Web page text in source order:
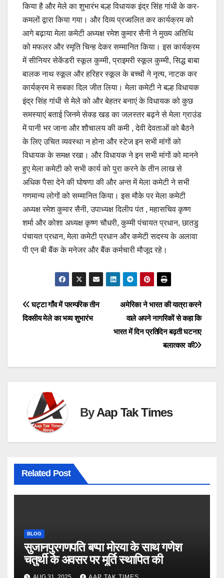
किया है और मेले का शुभारंभ बल्ह विधायक इंद्र सिंह गांधी के कर-
कमलों द्वारा किया गया। और दिव्य प्रज्वलित कर कार्यक्रम को
आगे बढ़ाया मेला कमेटी अध्यक्ष रमेश कुमार सैनी ने मुख्य अतिथि
को मफलर और स्मृति चिन्ह देकर सम्मानित किया। इस कार्यक्रम
में सीनियर सेकेंडरी स्कूल कुम्मी, प्राइमरी स्कूल कुम्मी, सिद्ध बाबा
बालक नाथ स्कूल और हरिहर स्कूल के बच्चों ने नृत्य, नाटक कर
कार्यक्रम मे सबका दिल जीत लिया। मेला कमेटी ने बल्ह विधायक
इंद्र सिंह गांधी से मेले को और बेहतर बनाएं के विधायक को कुछ
समस्याएं बताई जिनमे सेक्ड खड का जलस्तर बढ़ने से मेला ग्राउंड
में पानी भर जाना और शौचालय की कमी , देवी देवताओं को बैठने
के लिए उचित व्यवस्था न होना और स्टेज इन सभी मांगों को
विधायक के समक्ष रखा। और विधायक ने इन सभी मांगों को मानने
हुए मेला कमेटी को सभी कार्य को पुरा करने के तीन लाख से
अधिक पैसा देने की घोषणा की और अन्त में मेला कमेटी ने सभी
गणमान्य लोगों को सम्मानित किया। इस मौके पर मेला कमेटी
अध्यक्ष रमेश कुमार सैनी, उपाध्यक्ष दिलीप पंत , महासचिव कृष्ण
शर्मा और कोशा अध्यक्ष कृष्ण चौधरी, कुम्मी पंचायत प्रधान, छातडु
पंचायत प्रधान, मेला कमेटी प्रधान और कमेटी सदस्य के अलावा
पी एन बी बैंक के मनेजर और बैंक कर्मचारी मौजूद रहे।
Post
navigation
अमेरिका ने भारत की यात्रा करने
वाले अपने नागरिकों से कहा कि
भारत में दिन प्रतिदिन बढ़ती घटनाए
बलात्कार की
घट्टा गाँव में पारम्परिक तीन
दिवसीय मेले का भव्य शुभारंभ
ByAap Tak Times
Related Post
BLOG
सुजानपुरगणपति बप्पा मोरया के साथ गणेश
चतुर्थी के अवसर पर मूर्ति स्थापित की